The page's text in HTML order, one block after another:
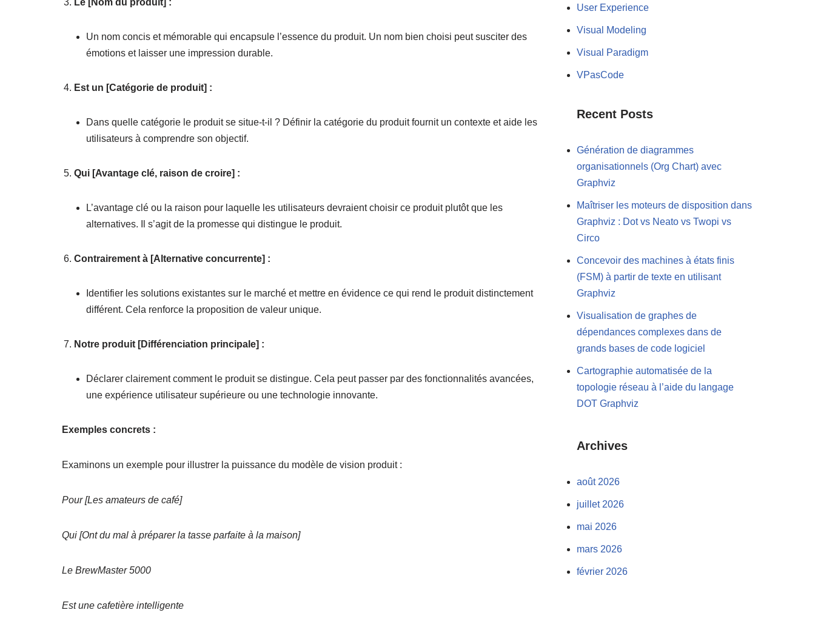
Le [Nom du produit] :
Un nom concis et mémorable qui encapsule l’essence du produit. Un nom bien choisi peut susciter des
émotions et laisser une impression durable.
Est un [Catégorie de produit] :
Dans quelle catégorie le produit se situe-t-il ? Définir la catégorie du produit fournit un contexte et aide les
utilisateurs à comprendre son objectif.
Qui [Avantage clé, raison de croire] :
L’avantage clé ou la raison pour laquelle les utilisateurs devraient choisir ce produit plutôt que les
alternatives. Il s’agit de la promesse qui distingue le produit.
Contrairement à [Alternative concurrente] :
Identifier les solutions existantes sur le marché et mettre en évidence ce qui rend le produit distinctement
différent. Cela renforce la proposition de valeur unique.
Notre produit [Différenciation principale] :
Déclarer clairement comment le produit se distingue. Cela peut passer par des fonctionnalités avancées,
une expérience utilisateur supérieure ou une technologie innovante.
Exemples concrets :
Examinons un exemple pour illustrer la puissance du modèle de vision produit :
Pour [Les amateurs de café]
Qui [Ont du mal à préparer la tasse parfaite à la maison]
Le BrewMaster 5000
Est une cafetière intelligente
User Experience
Visual Modeling
Visual Paradigm
VPasCode
Recent Posts
Génération de diagrammes
organisationnels (Org Chart) avec
Graphviz
Maîtriser les moteurs de disposition dans
Graphviz : Dot vs Neato vs Twopi vs
Circo
Concevoir des machines à états finis
(FSM) à partir de texte en utilisant
Graphviz
Visualisation de graphes de
dépendances complexes dans de
grands bases de code logiciel
Cartographie automatisée de la
topologie réseau à l’aide du langage
DOT Graphviz
Archives
août 2026
juillet 2026
mai 2026
mars 2026
février 2026